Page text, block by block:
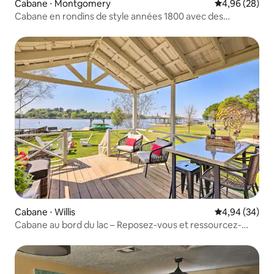
Cabane ⋅ Montgomery Évaluation
4,96 (28)
Cabane en rondins de style années 1800 avec des
Cabane ⋅ Willis Évaluation
4,94 (34)
Cabane au bord du lac – Reposez-vous et ressourcez-